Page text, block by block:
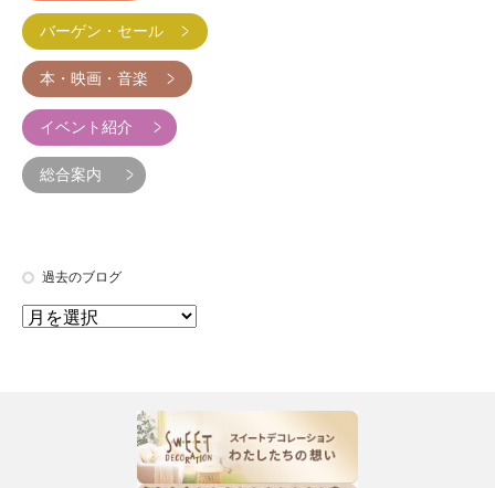
バーゲン・セール
本・映画・音楽
イベント紹介
総合案内
過去のブログ